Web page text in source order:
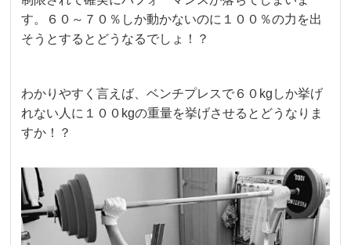
す。６０～７０％しか動かないのに１００％の力を出
そうとするとどうなるでしょ！？
わかりやすく言えば、ベンチプレスで６０kgしか挙げ
れない人に１００kgの重量を挙げさせるとどうなりま
すか！？